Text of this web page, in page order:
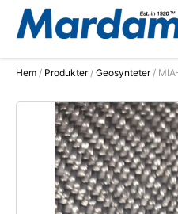
Hem / Produkter/ Geosynteter/